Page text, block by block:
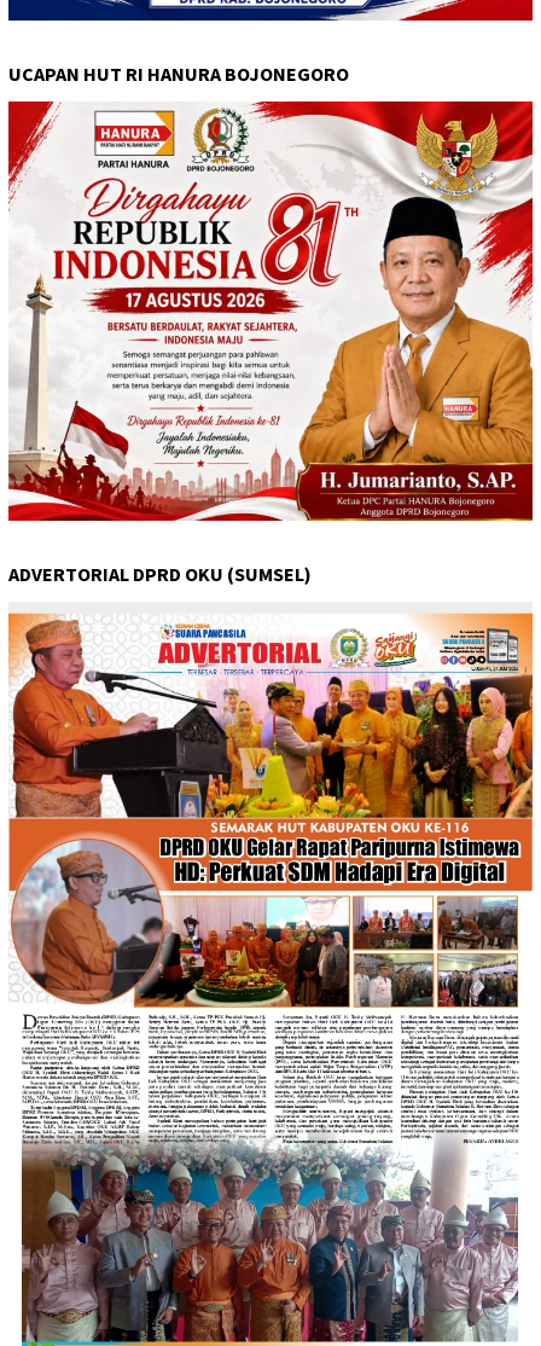
UCAPAN HUT RI HANURA BOJONEGORO
ADVERTORIAL DPRD OKU (SUMSEL)